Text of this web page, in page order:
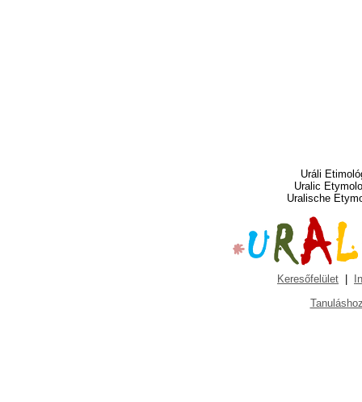
Uráli
Uralic
Uralische
Keresőfelület